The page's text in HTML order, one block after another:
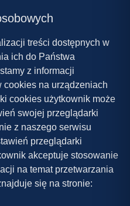
do ETS 2 w 2024 roku –
treści dostępnych w
ich do Państwa
z informacji
na urządzeniach
cookies użytkownik może
swojej przeglądarki
z naszego serwisu
przeglądarki
akceptuje stosowanie
na temat przetwarzania
się na stronie: